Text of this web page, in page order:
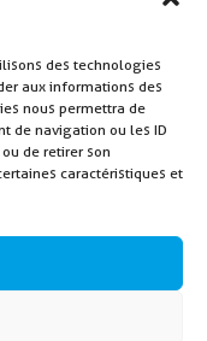
des technologies
aux informations des
nous permettra de
de navigation ou les ID
de retirer son
caractéristiques et
49